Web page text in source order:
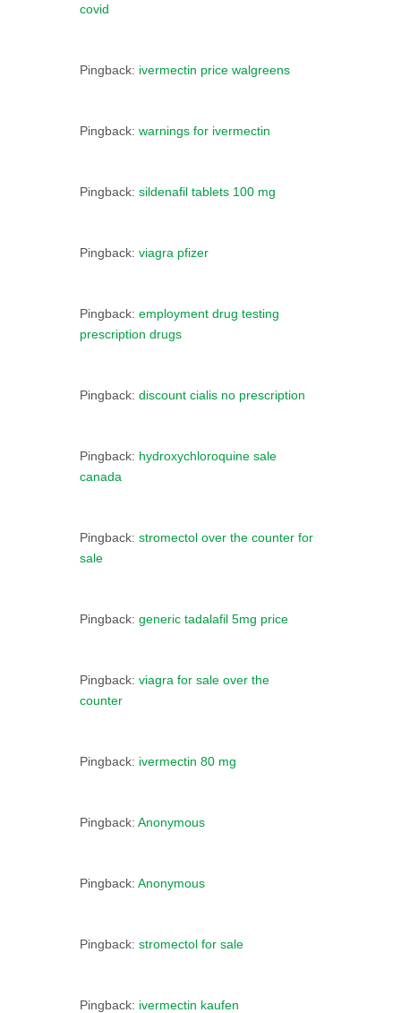
covid
Pingback: ivermectin price walgreens
Pingback: warnings for ivermectin
Pingback: sildenafil tablets 100 mg
Pingback: viagra pfizer
Pingback: employment drug testing
prescription drugs
Pingback: discount cialis no prescription
Pingback: hydroxychloroquine sale
canada
Pingback: stromectol over the counter for
sale
Pingback: generic tadalafil 5mg price
Pingback: viagra for sale over the
counter
Pingback: ivermectin 80 mg
Pingback: Anonymous
Pingback: Anonymous
Pingback: stromectol for sale
Pingback: ivermectin kaufen